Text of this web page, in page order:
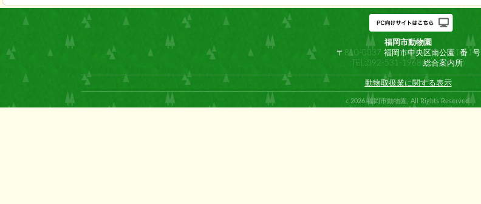
福岡市動物園
〒810-0037 福岡市中央区南公園1番1号
TEL:092-531-1968(総合案内所)
動物取扱業に関する表示
c 2026 福岡市動物園, All Rights Reserved.